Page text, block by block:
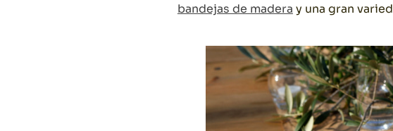
bandejas de madera y una gran